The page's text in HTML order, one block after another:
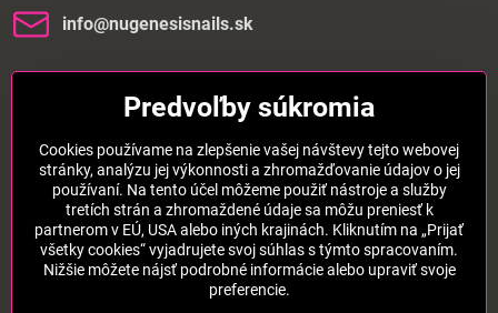
info​@nugenesisnails​.sk
Pridajte sa k nám aj na sieťach:
TikTok
Predvoľby súkromia
Cookies používame na zlepšenie vašej návštevy tejto webovej
stránky, analýzu jej výkonnosti a zhromažďovanie údajov o jej
používaní. Na tento účel môžeme použiť nástroje a služby
tretích strán a zhromaždené údaje sa môžu preniesť k
partnerom v EÚ, USA alebo iných krajinách. Kliknutím na „Prijať
všetky cookies“ vyjadrujete svoj súhlas s týmto spracovaním.
Nižšie môžete nájsť podrobné informácie alebo upraviť svoje
preferencie.